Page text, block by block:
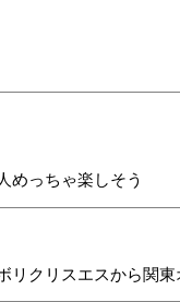
めっちゃ楽しそう
クリスエスから関